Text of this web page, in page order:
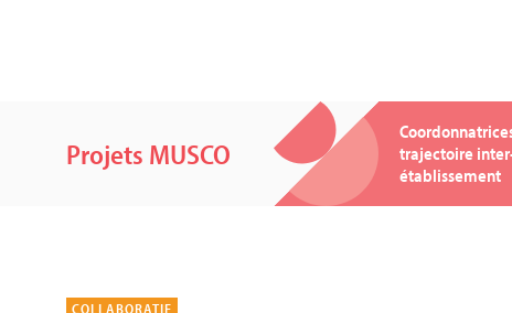
Projets MUSCO
trajectoire
établissement
COLLABORATIF